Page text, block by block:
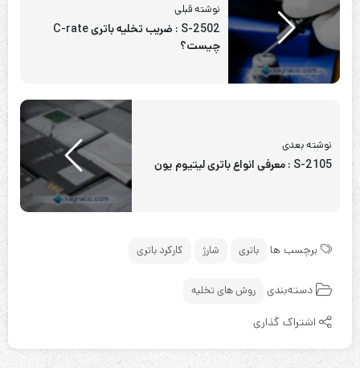
نوشته قبلی
S-2502 : ضریب تخلیه باتری C-rate
چیست؟
نوشته بعدی
S-2105 : معرفی انواع باتری لیتیوم یون
برچسب ها باتری شارژ کارکرد باتری
دسته‌بندی روش های تخلیه
اشتراک گذاری